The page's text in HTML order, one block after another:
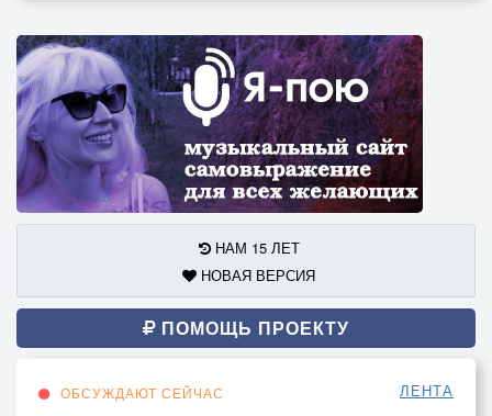
НАМ 15 ЛЕТ
НОВАЯ ВЕРСИЯ
ПОМОЩЬ ПРОЕКТУ
ОБСУЖДАЮТ СЕЙЧАС ЛЕНТА